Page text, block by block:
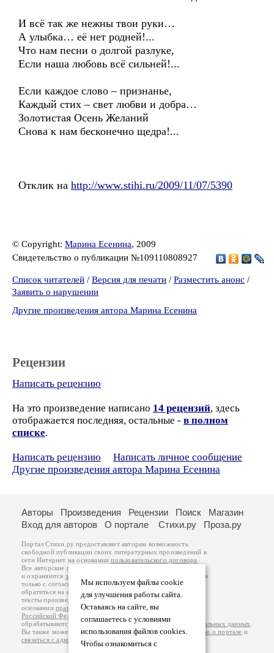
И всё так же нежны твои руки…
А улыбка… её нет родней!...
Что нам песни о долгой разлуке,
Если наша любовь всё сильней!...
Если каждое слово – признанье,
Каждый стих – свет любви и добра…
Золотистая Осень Желаний
Снова к нам бесконечно щедра!...
Отклик на http://www.stihi.ru/2009/11/07/5390
© Copyright: Марина Есенина, 2009
Свидетельство о публикации №109110808927
Список читателей / Версия для печати / Разместить анонс /
Заявить о нарушении
Другие произведения автора Марина Есенина
Рецензии
Написать рецензию
На это произведение написано 14 рецензий, здесь
отображается последняя, остальные - в полном
списке.
Написать рецензию
Написать личное сообщение
Другие произведения автора Марина Есенина
Мы используем файлы cookie
для улучшения работы сайта.
Оставаясь на сайте, вы
соглашаетесь с условиями
использования файлов cookies.
Чтобы ознакомиться с
Авторы Произведения Рецензии Поиск
Магазин
Вход для авторов
О портале Стихи.ру Проза.ру
Портал Стихи.ру предоставляет авторам возможность
свободной публикации своих литературных произведений в
сети Интернет на основаниипользовательского договора
Все авторские права на произведения принадлежат авторам
и охраняются законом
. Перепечатка произведений возможна
только с согласия его автора, к которому вы можете
обратиться на его авторской странице. Ответственность за
тексты произведений авторы несут самостоятельно на
основанииправил публикацииизаконодательства
Российской Федерации
обрабатываются на основанииПолитики обработки персональных данных
Вы также можете посмотреть более подробнуюинформацию о портале и
связаться с администрацией